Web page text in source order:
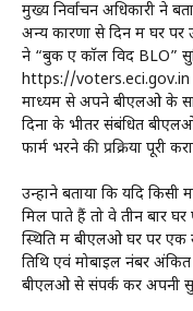
मुख्य निर्वाचन अधिकारी ने
अन्य कारणों से दिन में घर पर
ने “बुक ए कॉल विद BLO”
https://voters.eci.gov.in
माध्यम से अपने बीएलओ के
दिनों के भीतर संबंधित
फार्म भरने की प्रक्रिया पूरी
उन्होंने बताया कि यदि
मिल पाते हैं तो वे तीन बार
स्थिति में बीएलओ घर पर
तिथि एवं मोबाइल नंबर
बीएलओ से संपर्क कर अपनी